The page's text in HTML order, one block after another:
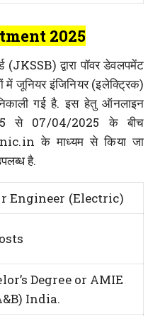
2025
द्वारा पॉवर डेवलपमेंट
जूनियर इंजिनियर (इलेक्ट्रिक)
गई है. इस हेतु ऑनलाइन
से 07/04/2025 के बीच
के माध्यम से किया जा
है.
Engineer (Electric)
Degree or AMIE
India.